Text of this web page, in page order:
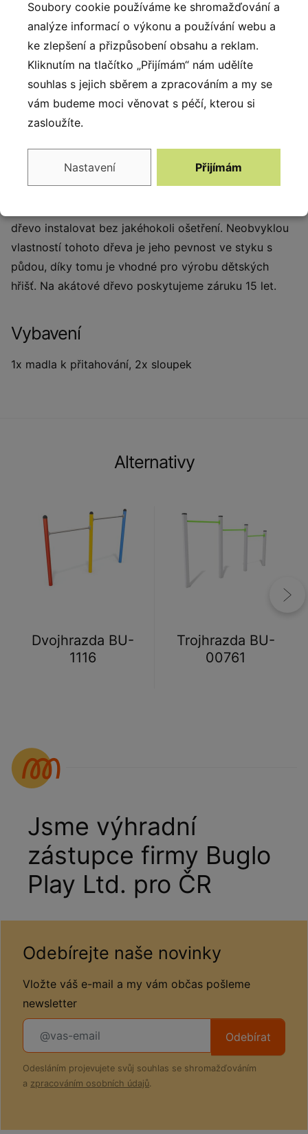
elegantním a přirozeným vzhledem. Zařízení jsou
vyrobena ze speciálního druhu dřeva získaného z
ekologických zdrojů a plantáží připravených k tomuto
účelu. Dřevo obsahuje velké množství olejů, které jsou
dokonalými přírodními konzervanty a chrání dřevo
před hnilobnými procesy a škůdci. Díky této ochraně
si zachovává svůj estetický vzhled a pevnost po
mnoho let. Dřevo je mimořádně trvanlivé a odolné vůči
povětrnostním podmínkám. Výrobky se skládají
převážně z jádrového dřeva, které je velmi odolné a
dřevo instalovat bez jakéhokoli ošetření. Neobvyklou
vlastností tohoto dřeva je jeho pevnost ve styku s
půdou, díky tomu je vhodné pro výrobu dětských
hřišť. Na akátové dřevo poskytujeme záruku 15 let.
Vybavení
1x madla k přitahování, 2x sloupek
Alternativy
Dvojhrazda BU-
1116
Trojhrazda BU-
00761
Jsme výhradní
zástupce firmy Buglo
Play Ltd. pro ČR
Odebírejte naše novinky
Vložte váš e-mail a my vám občas pošleme
newsletter
Odebírat
Odesláním projevujete svůj souhlas se shromažďováním
a zpracováním osobních údajů.
Soubory cookie používáme ke shromažďování a
analýze informací o výkonu a používání webu a
ke zlepšení a přizpůsobení obsahu a reklam.
Kliknutím na tlačítko „Přijímám“ nám udělíte
souhlas s jejich sběrem a zpracováním a my se
vám budeme moci věnovat s péčí, kterou si
zasloužíte.
Nastavení Přijímám